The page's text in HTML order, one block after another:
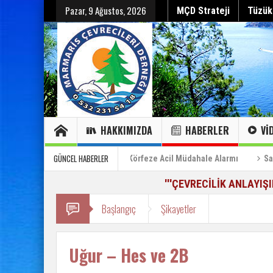
Pazar, 9 Ağustos, 2026 MÇD Strateji Tüzük
HAKKIMIZDA HABERLER
GÜNCEL HABERLER
Can Çekişen Körfeze Acil Müdahale Alarmı Sayın
'''ÇEVRECİLİK
Başlangıç Şikayetler
Uğur – Hes ve 2B